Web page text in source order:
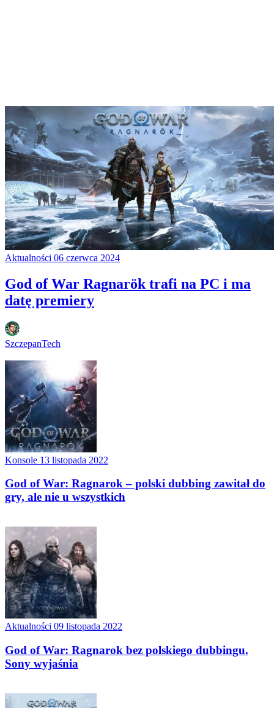
Aktualności 06 czerwca 2024
God of War Ragnarök trafi na PC i ma
datę premiery
SzczepanTech
Konsole 13 listopada 2022
God of War: Ragnarok – polski dubbing zawitał do
gry, ale nie u wszystkich
Aktualności 09 listopada 2022
God of War: Ragnarok bez polskiego dubbingu.
Sony wyjaśnia